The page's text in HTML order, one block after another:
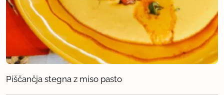
Piščančja stegna z miso pasto